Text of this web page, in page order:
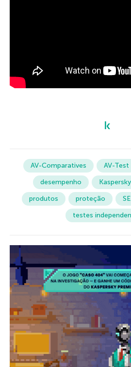
AV-Comparatives AV-Test
desempenho
Kaspersky
produtos
proteção
testes